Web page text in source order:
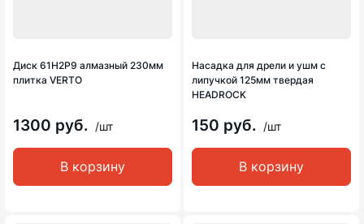
Диск 61Н2Р9 алмазный 230мм
плитка VERTO
1300 руб. /шт
В корзину
Насадка для дрели и ушм с
липучкой 125мм твердая
HEADROCK
150 руб. /шт
В корзину